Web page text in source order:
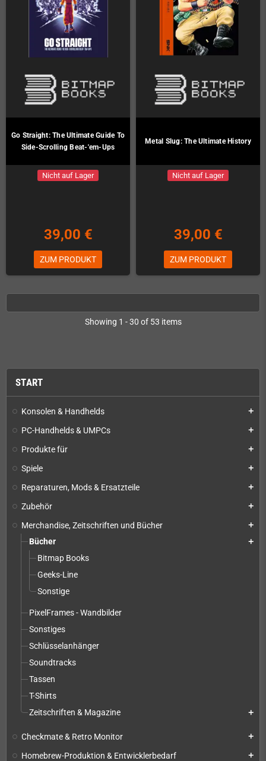
START
Konsolen & Handhelds add
PC-Handhelds & UMPCs add
Produkte für add
Spiele add
Reparaturen, Mods & Ersatzteile add
Zubehör add
Merchandise, Zeitschriften und Bücher add
Bücher add
Bitmap Books
Geeks-Line
Sonstige
PixelFrames - Wandbilder
Sonstiges
Schlüsselanhänger
Soundtracks
Tassen
T-Shirts
Zeitschriften & Magazine
add
Checkmate & Retro Monitor add
Homebrew-Produktion & Entwicklerbedarf add
Go Straight: The Ultimate Guide To
Side-Scrolling Beat-'em-Ups
Nicht auf Lager
39,00 €
ZUM PRODUKT
Metal Slug: The Ultimate History
Nicht auf Lager
39,00 €
ZUM PRODUKT
Showing 1 - 30 of 53 items